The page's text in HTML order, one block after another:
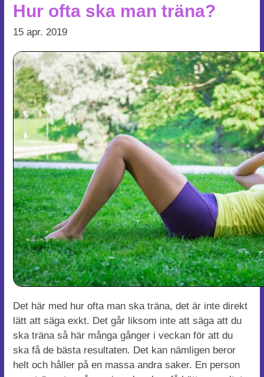
Hur ofta ska man träna?
15 apr. 2019
Det här med hur ofta man ska träna, det är inte direkt
lätt att säga exkt. Det går liksom inte att säga att du
ska träna så här många gånger i veckan för att du
ska få de bästa resultaten. Det kan nämligen beror
helt och håller på en massa andra saker. En person